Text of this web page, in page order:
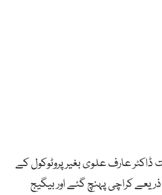
عارف علوی بغیر پروٹوکول کے
ای آر 503 کے ذریعے کراچی پہنچ گئے اور بیگیج